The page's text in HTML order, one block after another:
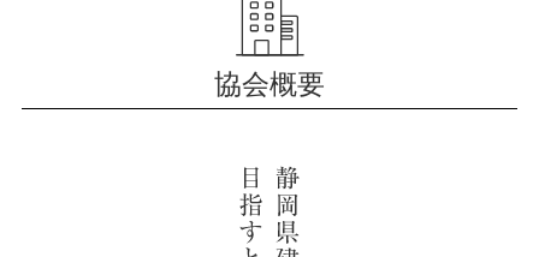
協会概要
建築士事務所とは
建築相談窓口
定期無料建築相談会
協会概要
入会案内
協会概要